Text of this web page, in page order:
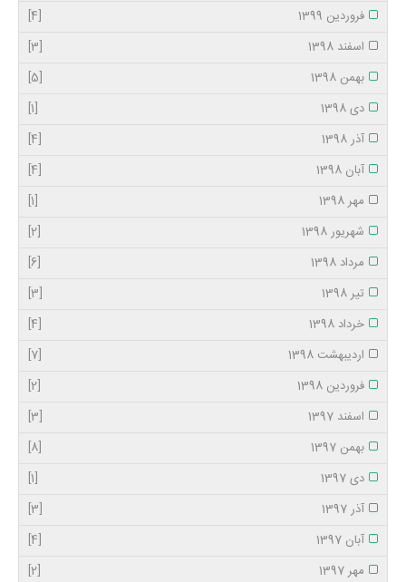
فروردین 1399
[4]
اسفند 1398
[3]
بهمن 1398
[5]
دی 1398
[1]
آذر 1398
[4]
آبان 1398
[4]
مهر 1398
[1]
شهریور 1398
[2]
مرداد 1398
[6]
تیر 1398
[3]
خرداد 1398
[4]
اردیبهشت 1398
[7]
فروردین 1398
[2]
اسفند 1397
[3]
بهمن 1397
[8]
دی 1397
[1]
آذر 1397
[3]
آبان 1397
[4]
مهر 1397
[2]